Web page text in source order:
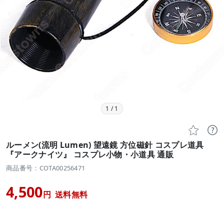
1 /1
 
ルーメン(流明 Lumen) 望遠鏡 方位磁針 コスプレ道具
『アークナイツ』 コスプレ小物・小道具 通販
商品番号：COTA00256471
4,500円 送料無料